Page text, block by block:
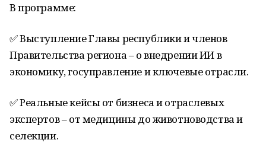
В программе:
✅ Выступление Главы республики и членов
Правительства региона – о внедрении ИИ в
экономику, госуправление и ключевые отрасли.
✅ Реальные кейсы от бизнеса и отраслевых
экспертов – от медицины до животноводства и
селекции.